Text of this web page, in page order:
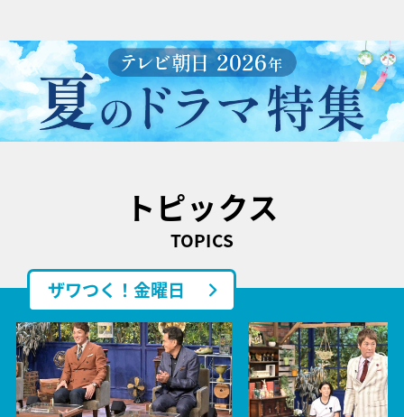
トピックス
TOPICS
ザワつく！金曜日